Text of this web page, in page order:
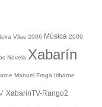
Vilas 2006 Música 2009
Novela Xabarín
Manuel Fraga Iribarne
XabarinTV-Rango2